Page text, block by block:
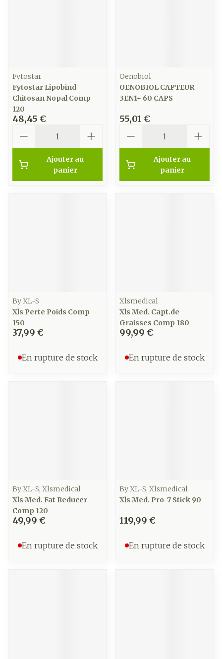
Fytostar
Fytostar Lipobind
Chitosan Nopal Comp
120
48,45 €
Ajouter au
panier
Oenobiol
OENOBIOL CAPTEUR
3EN1+ 60 CAPS
55,01 €
Ajouter au
panier
By XL-S
Xls Perte Poids Comp
150
37,99 €
En rupture de stock
Xlsmedical
Xls Med. Capt.de
Graisses Comp 180
99,99 €
En rupture de stock
By XL-S, Xlsmedical
Xls Med. Fat Reducer
Comp 120
49,99 €
En rupture de stock
By XL-S, Xlsmedical
Xls Med. Pro-7 Stick 90
119,99 €
En rupture de stock